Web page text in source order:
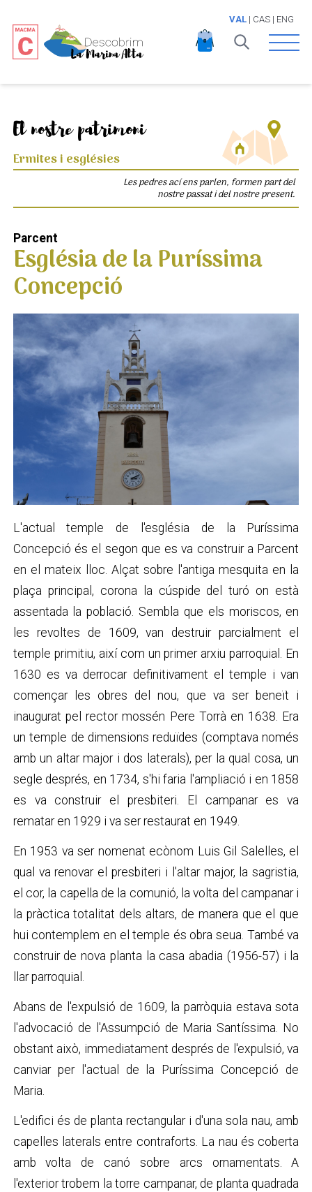
VAL| CAS| ENG
Open
El nostre patrimoni
Ermites i esglésies
Les pedres ací ens parlen, formen part del
nostre passat i del nostre present.
Parcent
Església de la Puríssima
Concepció
L'actual temple de l'església de la Puríssima
Concepció és el segon que es va construir a Parcent
en el mateix lloc. Alçat sobre l'antiga mesquita en la
plaça principal, corona la cúspide del turó on està
assentada la població. Sembla que els moriscos, en
les revoltes de 1609, van destruir parcialment el
temple primitiu, així com un primer arxiu parroquial. En
1630 es va derrocar definitivament el temple i van
començar les obres del nou, que va ser beneït i
inaugurat pel rector mossén Pere Torrà en 1638. Era
un temple de dimensions reduïdes (comptava només
amb un altar major i dos laterals), per la qual cosa, un
segle després, en 1734, s'hi faria l'ampliació i en 1858
es va construir el presbiteri. El campanar es va
rematar en 1929 i va ser restaurat en 1949.
En 1953 va ser nomenat ecònom Luis Gil Salelles, el
qual va renovar el presbiteri i l'altar major, la sagristia,
el cor, la capella de la comunió, la volta del campanar i
la pràctica totalitat dels altars, de manera que el que
hui contemplem en el temple és obra seua. També va
construir de nova planta la casa abadia (1956-57) i la
llar parroquial.
Abans de l'expulsió de 1609, la parròquia estava sota
l'advocació de l'Assumpció de Maria Santíssima. No
obstant això, immediatament després de l'expulsió, va
canviar per l'actual de la Puríssima Concepció de
Maria.
L'edifici és de planta rectangular i d'una sola nau, amb
capelles laterals entre contraforts. La nau és coberta
amb volta de canó sobre arcs ornamentats. A
l'exterior trobem la torre campanar, de planta quadrada